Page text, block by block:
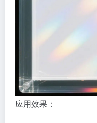
应用效果：